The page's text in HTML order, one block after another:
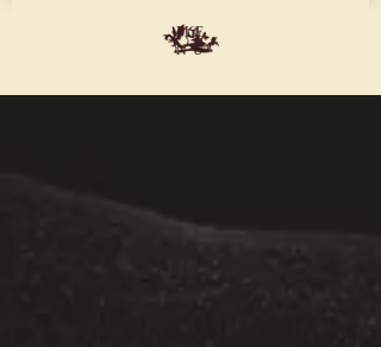
ME
NU